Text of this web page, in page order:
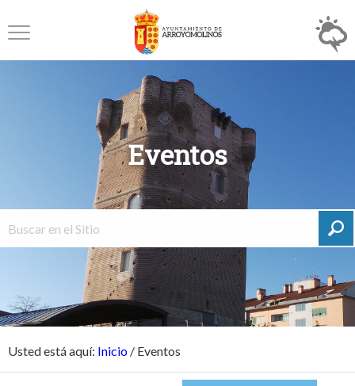
Eventos
Usted está aquí: Inicio / Eventos